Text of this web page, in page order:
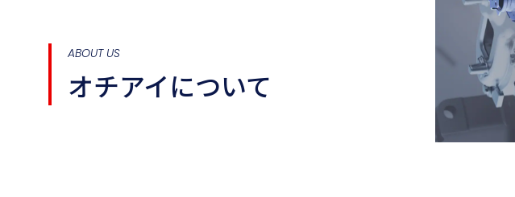
ABOUT US
オチアイについて